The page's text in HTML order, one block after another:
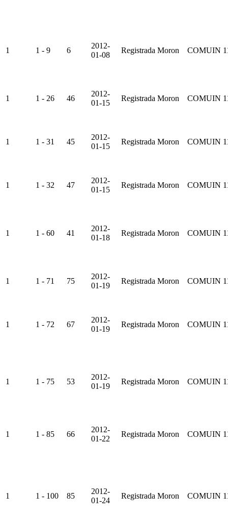
1 1 - 9 6
2012-
01-08
Registrada Moron COMUIN
1 1 - 26 46
2012-
01-15
Registrada Moron COMUIN
1 1 - 31 45
2012-
01-15
Registrada Moron COMUIN
1 1 - 32 47
2012-
01-15
Registrada Moron COMUIN
1 1 - 60 41
2012-
01-18
Registrada Moron COMUIN
1 1 - 71 75
2012-
01-19
Registrada Moron COMUIN
1 1 - 72 67
2012-
01-19
Registrada Moron COMUIN
1 1 - 75 53
2012-
01-19
Registrada Moron COMUIN
1 1 - 85 66
2012-
01-22
Registrada Moron COMUIN
1 1 - 100 85
2012-
01-24
Registrada Moron COMUIN